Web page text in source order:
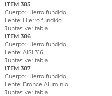
ITEM 385
Cuerpo: Hierro fundido
Lente: Hierro fundido
Juntas: ver tabla
ITEM 386
Cuerpo: Hierro fundido
Lente: AISI 316
Juntas: ver tabla
ITEM 387
Cuerpo: Hierro fundido
Lente: Bronce Aluminio
Juntas: ver tabla